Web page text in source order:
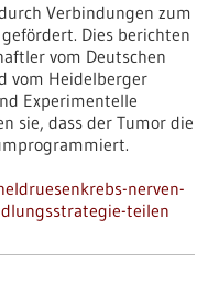
Verbindungen zum
Dies berichten
vom Deutschen
vom Heidelberger
Experimentelle
sie, dass der Tumor die
nerven-
teilen